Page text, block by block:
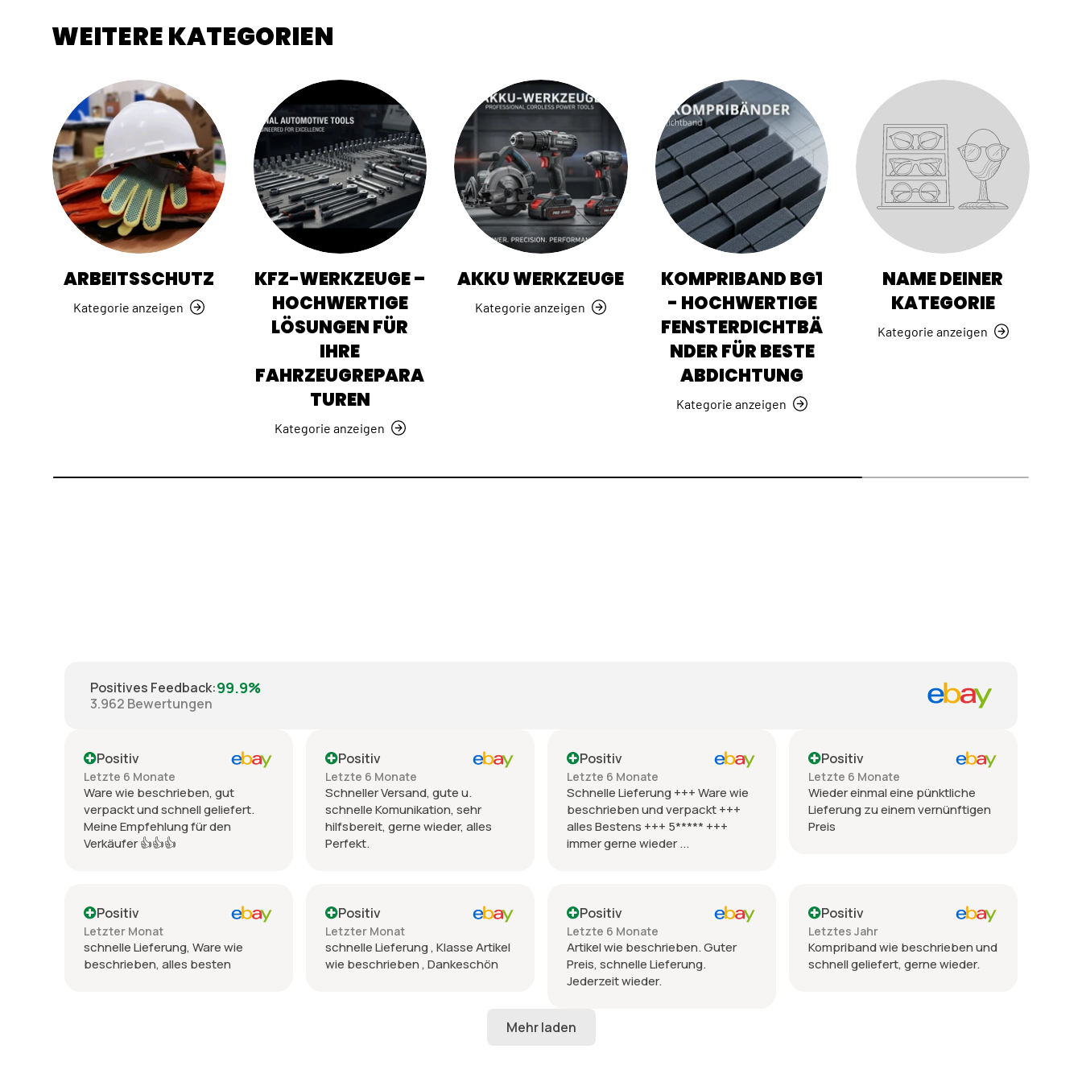
WEITERE KATEGORIEN
ARBEITSSCHUTZ
Kategorie anzeigen
KFZ-WERKZEUGE –
HOCHWERTIGE
LÖSUNGEN FÜR
IHRE
FAHRZEUGREPARA
TUREN
Kategorie anzeigen
AKKU WERKZEUGE
Kategorie anzeigen
KOMPRIBAND BG1
- HOCHWERTIGE
FENSTERDICHTBÄ
NDER FÜR BESTE
ABDICHTUNG
Kategorie anzeigen
NAME DEINER
KATEGORIE
Kategorie anzeigen
Positives Feedback:99.9%
3.962 Bewertungen
Positiv
Letzte 6 Monate
Ware wie beschrieben, gut
verpackt und schnell geliefert.
Meine Empfehlung für den
Verkäufer 👍👍👍
Positiv
Letzte 6 Monate
Schneller Versand, gute u.
schnelle Komunikation, sehr
hilfsbereit, gerne wieder, alles
Perfekt.
Positiv
Letzte 6 Monate
Schnelle Lieferung +++ Ware wie
beschrieben und verpackt +++
alles Bestens +++ 5***** +++
immer gerne wieder ...
Positiv
Letzte 6 Monate
Wieder einmal eine pünktliche
Lieferung zu einem vernünftigen
Preis
Positiv
Letzter Monat
schnelle Lieferung, Ware wie
beschrieben, alles besten
Positiv
Letzter Monat
schnelle Lieferung , Klasse Artikel
wie beschrieben , Dankeschön
Positiv
Letzte 6 Monate
Artikel wie beschrieben. Guter
Preis, schnelle Lieferung.
Jederzeit wieder.
Positiv
Letztes Jahr
Kompriband wie beschrieben und
schnell geliefert, gerne wieder.